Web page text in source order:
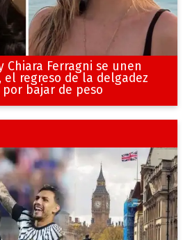
Chiara Ferragni se unen
regreso de la delgadez
bajar de peso